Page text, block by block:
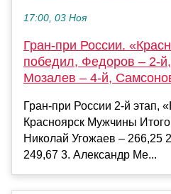
17:00, 03 Ноя
Гран-при России.
победил, Федоров – 2-
Мозалев – 4-й,
Гран-при России 2-й этап,
Красноярск Мужчины
Николай Угожаев – 266,25
249,67 3. Александр Ме...